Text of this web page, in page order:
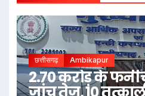
छत्तीसगढ़ Ambikapur
2.70 करोड़ के